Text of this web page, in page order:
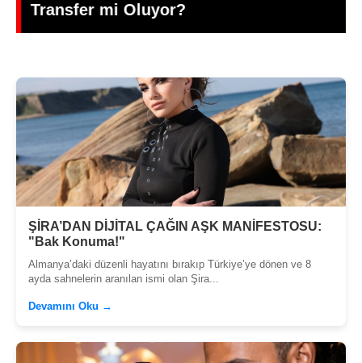
Üretken İsmi: Büşra Öztürk
ŞİRA’DAN DİJİTAL ÇAĞIN AŞK MANİFESTOSU:
"Bak Konuma!"
Almanya’daki düzenli hayatını bırakıp Türkiye’ye dönen ve 8
ayda sahnelerin aranılan ismi olan Şira...
Devamını Oku →